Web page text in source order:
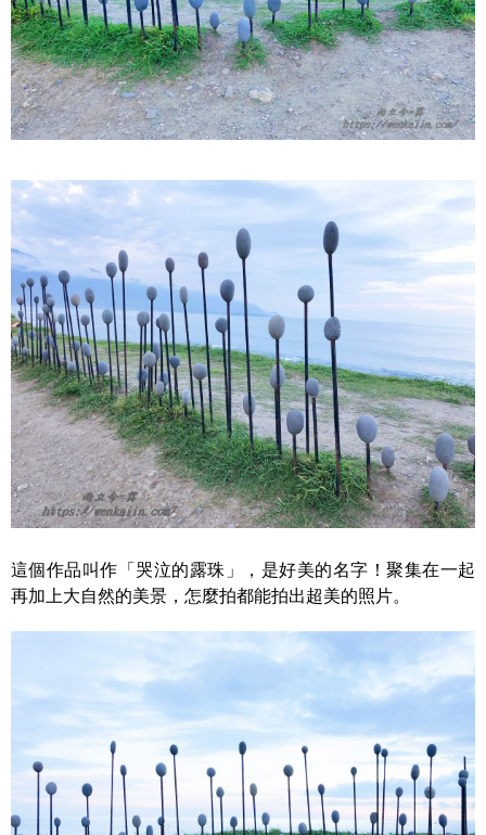
這個作品叫作「哭泣的露珠」，是好美的名字！聚集在一起
再加上大自然的美景，怎麼拍都能拍出超美的照片。